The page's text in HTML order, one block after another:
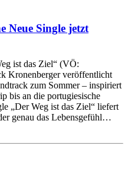
Neue Single jetzt
ist das Ziel“ (VÖ:
Kronenberger veröffentlicht
zum Sommer – inspiriert
bis an die portugiesische
„Der Weg ist das Ziel“ liefert
genau das Lebensgefühl…